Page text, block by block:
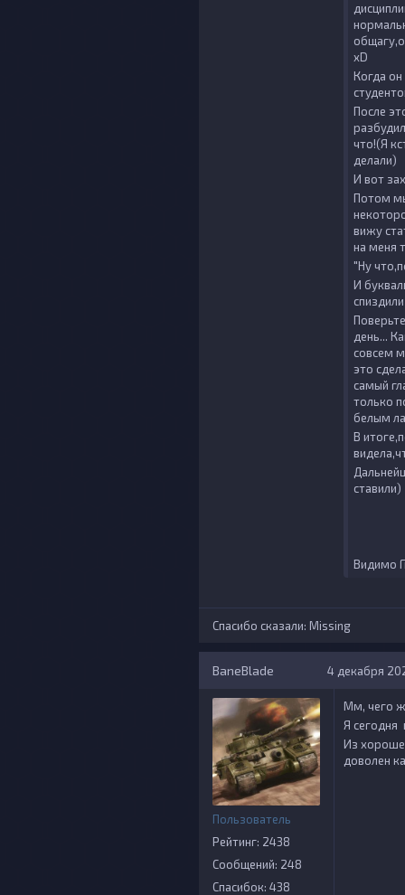
xD
Когда
После
что!(Я
делали)
И вот
Потом
вижу
на меня
"Ну
И
день...
совсем
это
самый
только
белым
В
ставили)
Видимо
Спасибо сказали: Missing
BaneBlade 4 декабря
Пользователь
Рейтинг: 2438
Сообщений: 248
Спасибок: 438
Мм, чего
Я сегодня
Из
доволен